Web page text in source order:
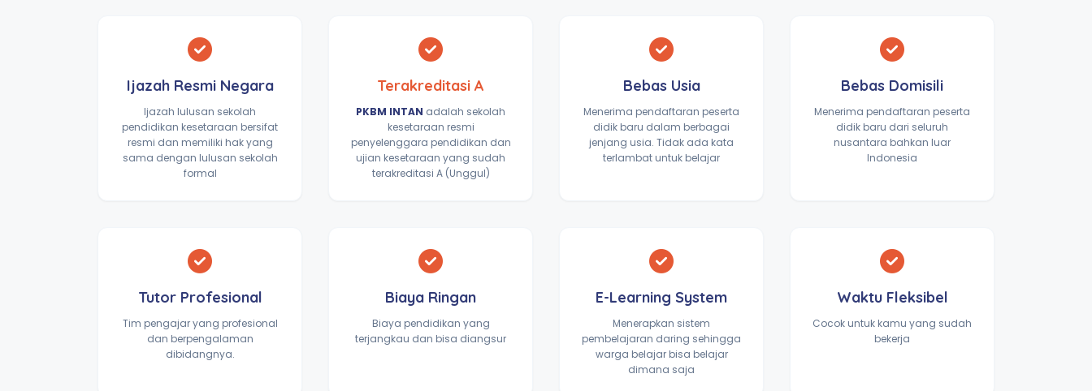
Ijazah Resmi Negara
Ijazah lulusan sekolah
pendidikan kesetaraan bersifat
resmi dan memiliki hak yang
sama dengan lulusan sekolah
formal
Terakreditasi A
PKBM INTAN adalah sekolah
kesetaraan resmi
penyelenggara pendidikan dan
ujian kesetaraan yang sudah
terakreditasi A (Unggul)
Bebas Usia
Menerima pendaftaran peserta
didik baru dalam berbagai
jenjang usia. Tidak ada kata
terlambat untuk belajar
Bebas Domisili
Menerima pendaftaran peserta
didik baru dari seluruh
nusantara bahkan luar
Indonesia
Tutor Profesional
Tim pengajar yang profesional
dan berpengalaman
dibidangnya.
Biaya Ringan
Biaya pendidikan yang
terjangkau dan bisa diangsur
E-Learning System
Menerapkan sistem
pembelajaran daring sehingga
warga belajar bisa belajar
dimana saja
Waktu Fleksibel
Cocok untuk kamu yang sudah
bekerja